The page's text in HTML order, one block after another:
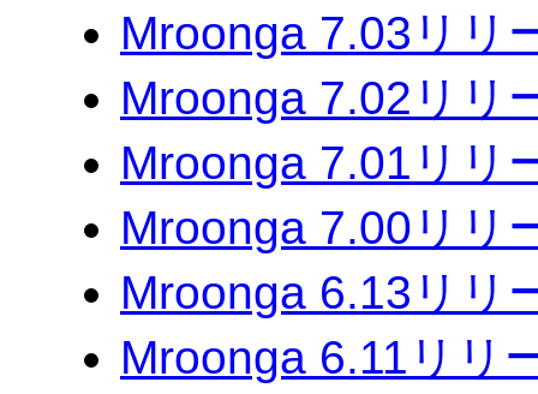
Mroonga 7.03リリ
Mroonga 7.02リリ
Mroonga 7.01リリ
Mroonga 7.00リリ
Mroonga 6.13リリ
Mroonga 6.11リリ